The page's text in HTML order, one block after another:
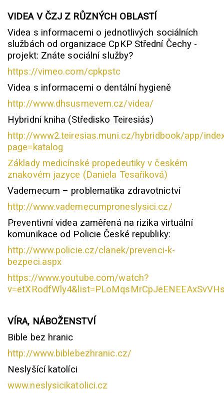
VIDEA V ČZJ Z RŮZNÝCH OBLASTÍ
Videa s informacemi o jednotlivých sociálních
službách od organizace CpKP Střední Čechy -
projekt: Znáte sociální služby?
https://vimeo.com/cpkpstc
Videa s informacemi o dentální hygieně
http://www.dhsusmevem.cz/videa/
Hybridní kniha (Středisko Teiresiás)
http://www2.teiresias.muni.cz/hybridbook/app/
page=katalog
Základy medicínské propedeutiky v českém
znakovém jazyce (Daniela Tesaříková)
Vademecum – problematika zdravotnictví
http://www.vademecumproneslysici.cz/
Preventivní videa zaměřená na rizika virtuální
komunikace od Policie České republiky:
http://www.policie.cz/clanek/prevenci-k-
bezpeci.aspx
https://www.youtube.com/watch?
VÍRA, NÁBOŽENSTVÍ
Bible bez hranic
http://www.biblebezhranic.cz/
Neslyšící katolíci
www.neslysicikatolici.cz